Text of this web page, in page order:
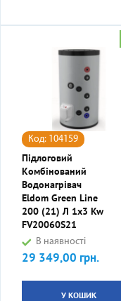
Код: 104159
Підлоговий
Комбінований
Водонагрівач
Eldom Green Line
200 (21) Л 1x3 Kw
FV20060S21
В наявності
Ціна
29 349,00 грн.
У КОШИК